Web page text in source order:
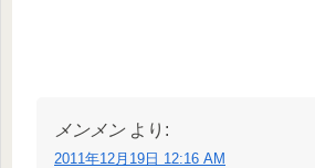
メンメン より:
2011年12月19日 12:16 AM